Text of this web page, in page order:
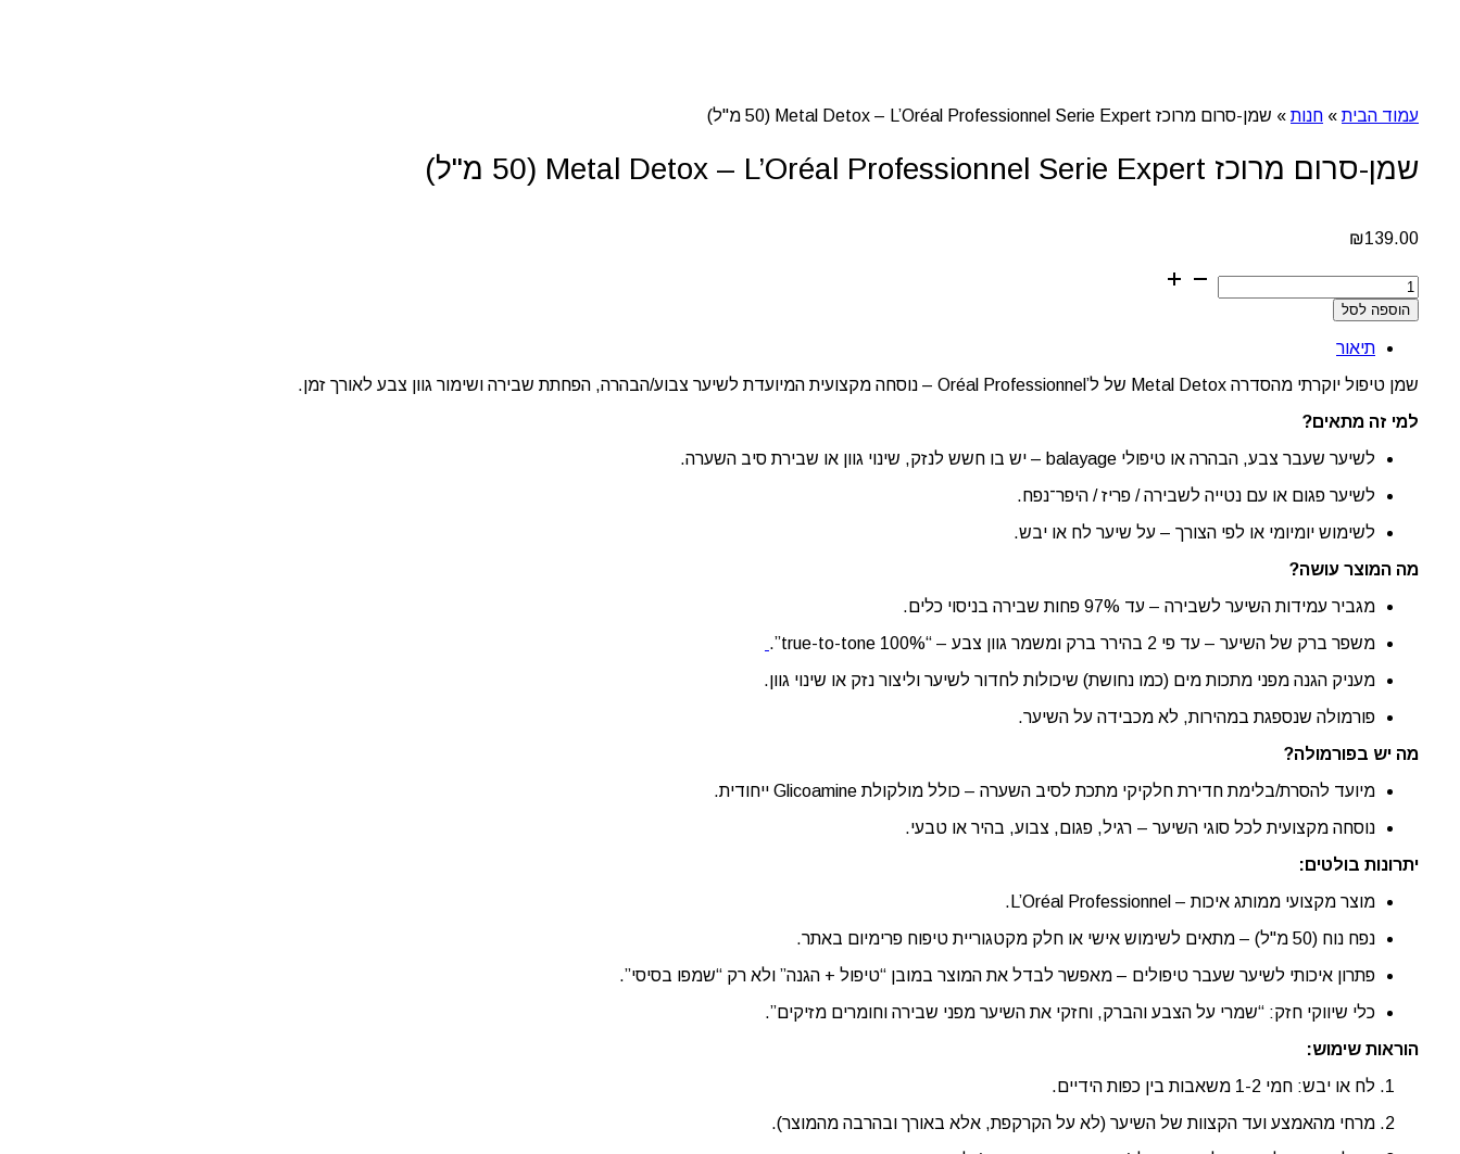
עמוד הבית » חנות » שמן-סרום מרוכז Metal Detox – L’Oréal Professionnel Serie Expert (50 מ"ל)
שמן-סרום מרוכז Metal Detox – L’Oréal Professionnel Serie Expert (50 מ"ל)
₪139.00
כמות
של
שמן-סרום
Metal
–
L’Oréal
Professionnel
Expert
הוספה לסל
תיאור
שמן טיפול יוקרתי מהסדרה Metal Detox של ל’Oréal Professionnel – נוסחה מקצועית המיועדת לשיער צבוע/הבהרה, הפחתת שבירה ושימור גוון צבע לאורך זמן.
למי זה מתאים?
לשיער שעבר צבע, הבהרה או טיפולי balayage – יש בו חשש לנזק, שינוי גוון או שבירת סיב השערה.
לשיער פגום או עם נטייה לשבירה / פריז / היפר־נפח.
לשימוש יומיומי או לפי הצורך – על שיער לח או יבש.
מה המוצר עושה?
מגביר עמידות השיער לשבירה – עד 97% פחות שבירה בניסוי כלים.
משפר ברק של השיער – עד פי 2 בהירר ברק ומשמר גוון צבע – “100% true-to-tone”.
מעניק הגנה מפני מתכות מים (כמו נחושת) שיכולות לחדור לשיער וליצור נזק או שינוי גוון.
פורמולה שנספגת במהירות, לא מכבידה על השיער.
מה יש בפורמולה?
מיועד להסרת/בלימת חדירת חלקיקי מתכת לסיב השערה – כולל מולקולת Glicoamine ייחודית.
נוסחה מקצועית לכל סוגי השיער – רגיל, פגום, צבוע, בהיר או טבעי.
יתרונות בולטים:
מוצר מקצועי ממותג איכות – L’Oréal Professionnel.
נפח נוח (50 מ"ל) – מתאים לשימוש אישי או חלק מקטגוריית טיפוח פרימיום באתר.
פתרון איכותי לשיער שעבר טיפולים – מאפשר לבדל את המוצר במובן “טיפול + הגנה” ולא רק “שמפו בסיסי”.
כלי שיווקי חזק: “שמרי על הצבע והברק, וחזקי את השיער מפני שבירה וחומרים מזיקים”.
הוראות שימוש:
לח או יבש: חמי 1-2 משאבות בין כפות הידיים.
מרחי מהאמצע ועד הקצוות של השיער (לא על הקרקפת, אלא באורך ובהרבה מהמוצר).